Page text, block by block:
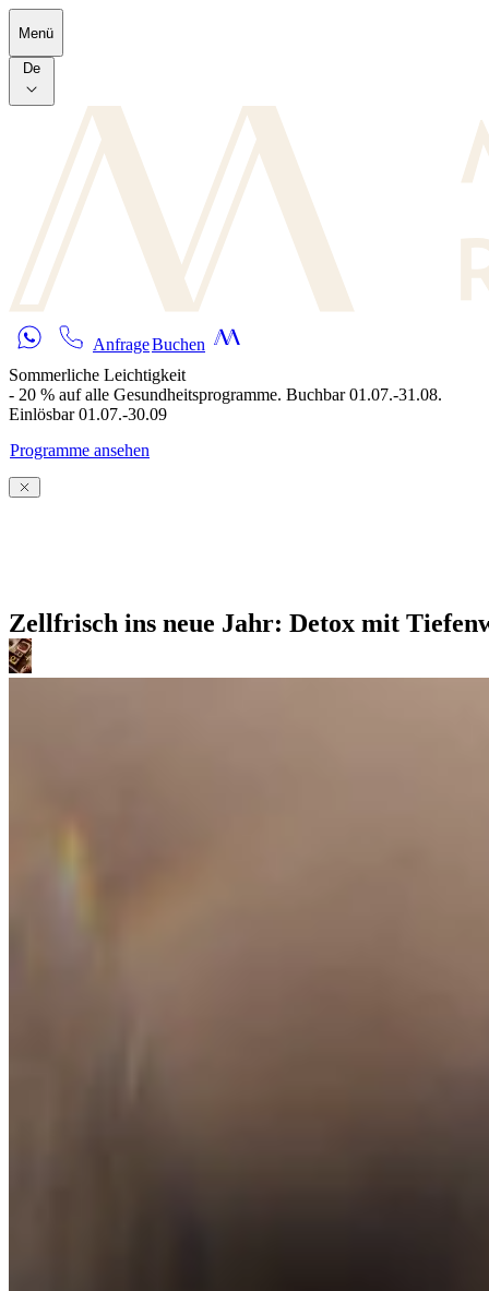
Skip to main content
Menü
De
AnfrageBuchen
Sommerliche Leichtigkeit
- 20 % auf alle Gesundheitsprogramme. Buchbar 01.07.-31.08.
Einlösbar 01.07.-30.09
Programme ansehen
Zellfrisch ins neue Jahr: Detox mit